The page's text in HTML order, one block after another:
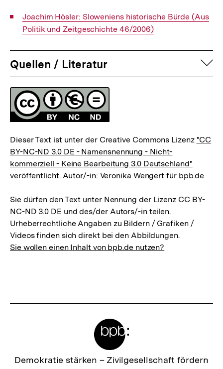
Interner
Link:
Joachim Hösler: Sloweniens historische Bürde (Aus
Politik und Zeitgeschichte 46/2006)
Quellen / Literatur
Fussnoten
Lizenz
Dieser Text ist unter der Creative Commons Lizenz "CC
BY-NC-ND 3.0 DE - Namensnennung - Nicht-
kommerziell - Keine Bearbeitung 3.0 Deutschland"
veröffentlicht. Autor/-in: Veronika Wengert für bpb.de
Sie dürfen den Text unter Nennung der Lizenz CC BY-
NC-ND 3.0 DE und des/der Autors/-in teilen.
Urheberrechtliche Angaben zu Bildern / Grafiken /
Videos finden sich direkt bei den Abbildungen.
Sie wollen einen Inhalt von bpb.de nutzen?
Zur
Demokratie stärken – Zivilgesellschaft fördern